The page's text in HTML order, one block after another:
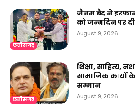
छत्तीसगढ़
जैनम बैद ने
को जन्मदिन पर
August 9, 2026
छत्तीसगढ़
शिक्षा, साहित्य,
सामाजिक कार्यों
सम्मान
August 9, 2026